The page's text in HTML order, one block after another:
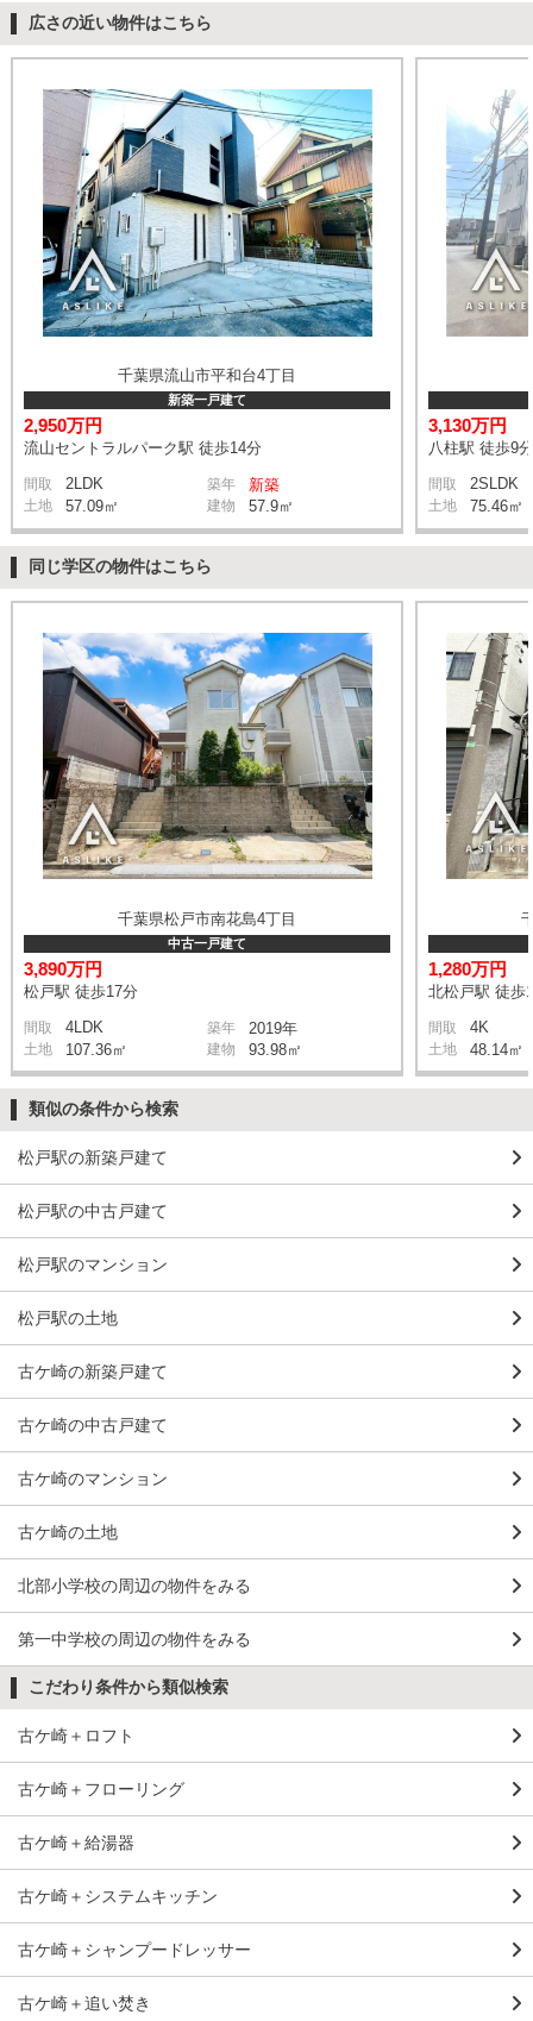
広さの近い物件はこちら
千葉県流山市平和台4丁目
新築一戸建て
2,950万円
流山セントラルパーク駅 徒歩14分
間取 2LDK 築年 新築
土地 57.09㎡ 建物 57.9㎡
3,130万円
八柱駅 徒歩9分
間取 2SLDK
土地 75.46㎡
同じ学区の物件はこちら
千葉県松戸市南花島4丁目
中古一戸建て
3,890万円
松戸駅 徒歩17分
間取 4LDK 築年 2019年
土地 107.36㎡ 建物 93.98㎡
1,280万円
北松戸駅 徒歩
間取 4K
土地 48.14㎡
類似の条件から検索
松戸駅の新築戸建て
松戸駅の中古戸建て
松戸駅のマンション
松戸駅の土地
古ケ崎の新築戸建て
古ケ崎の中古戸建て
古ケ崎のマンション
古ケ崎の土地
北部小学校の周辺の物件をみる
第一中学校の周辺の物件をみる
こだわり条件から類似検索
古ケ崎＋ロフト
古ケ崎＋フローリング
古ケ崎＋給湯器
古ケ崎＋システムキッチン
古ケ崎＋シャンプードレッサー
古ケ崎＋追い焚き